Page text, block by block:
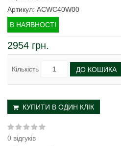
Артикул: ACWC40W00
В НАЯВНОСТІ
2954 грн.
Кількість ДО КОШИКА
КУПИТИ В ОДИН КЛІК
0 відгуків